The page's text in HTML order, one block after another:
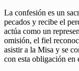
La confesión es un
pecados y recibe el
actúa como un
omisión, el fiel
asistir a la Misa y se
con esta obligación en